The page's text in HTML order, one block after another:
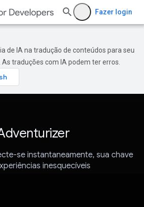
Fazer login
de IA na tradução de conteúdos para seu
traduções com IA podem ter erros.
se instantaneamente, sua chave
inesquecíveis